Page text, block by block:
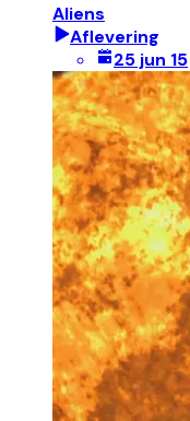
Aliens
Aflevering
25 jun 15